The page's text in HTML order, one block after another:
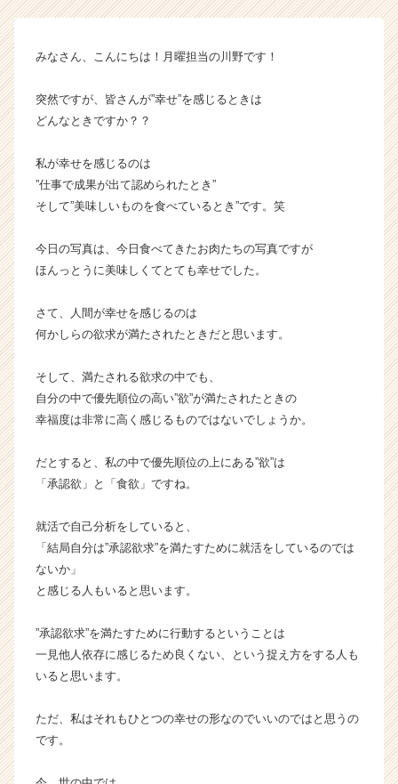
ウ
が
く
イ
ト
チ
キ
ャ
（C
h
e
r
C
e
e
みなさん、こんにちは！月曜担当の川野です！
突然ですが、皆さんが”幸せ”を感じるときは
どんなときですか？？
私が幸せを感じるのは
”仕事で成果が出て認められたとき”
そして”美味しいものを食べているとき”です。笑
今日の写真は、今日食べてきたお肉たちの写真ですが
ほんっとうに美味しくてとても幸せでした。
さて、人間が幸せを感じるのは
何かしらの欲求が満たされたときだと思います。
そして、満たされる欲求の中でも、
自分の中で優先順位の高い”欲”が満たされたときの
幸福度は非常に高く感じるものではないでしょうか。
だとすると、私の中で優先順位の上にある”欲”は
「承認欲」と「食欲」ですね。
就活で自己分析をしていると、
「結局自分は”承認欲求”を満たすために就活をしているのでは
ないか」
と感じる人もいると思います。
”承認欲求”を満たすために行動するということは
一見他人依存に感じるため良くない、という捉え方をする人も
いると思います。
ただ、私はそれもひとつの幸せの形なのでいいのではと思うの
です。